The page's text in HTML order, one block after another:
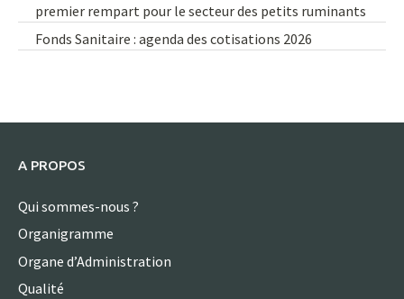
premier rempart pour le secteur des petits ruminants
Fonds Sanitaire : agenda des cotisations 2026
A PROPOS
Qui sommes-nous ?
Organigramme
Organe d’Administration
Qualité